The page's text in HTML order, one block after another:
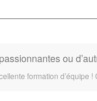
ou
formation d’équipe